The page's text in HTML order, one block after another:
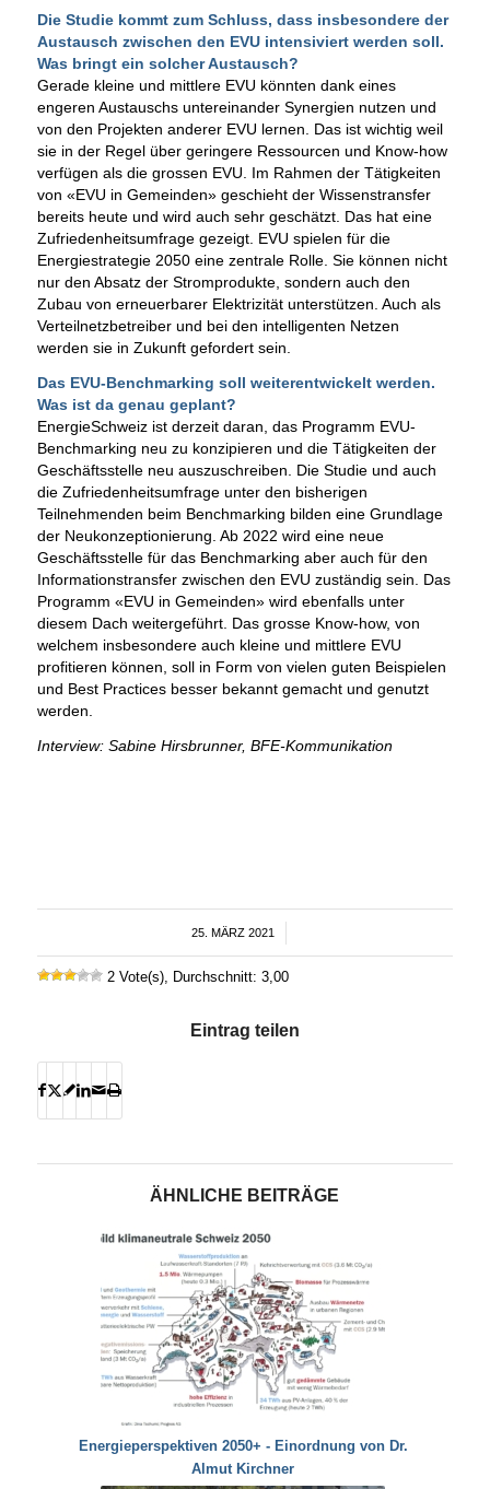
Die Studie kommt zum Schluss, dass insbesondere der
Austausch zwischen den EVU intensiviert werden soll.
Was bringt ein solcher Austausch?
Gerade kleine und mittlere EVU könnten dank eines
engeren Austauschs untereinander Synergien nutzen und
von den Projekten anderer EVU lernen. Das ist wichtig weil
sie in der Regel über geringere Ressourcen und Know-how
verfügen als die grossen EVU. Im Rahmen der Tätigkeiten
von «EVU in Gemeinden» geschieht der Wissenstransfer
bereits heute und wird auch sehr geschätzt. Das hat eine
Zufriedenheitsumfrage gezeigt. EVU spielen für die
Energiestrategie 2050 eine zentrale Rolle. Sie können nicht
nur den Absatz der Stromprodukte, sondern auch den
Zubau von erneuerbarer Elektrizität unterstützen. Auch als
Verteilnetzbetreiber und bei den intelligenten Netzen
werden sie in Zukunft gefordert sein.
Das EVU-Benchmarking soll weiterentwickelt werden.
Was ist da genau geplant?
EnergieSchweiz ist derzeit daran, das Programm EVU-
Benchmarking neu zu konzipieren und die Tätigkeiten der
Geschäftsstelle neu auszuschreiben. Die Studie und auch
die Zufriedenheitsumfrage unter den bisherigen
Teilnehmenden beim Benchmarking bilden eine Grundlage
der Neukonzeptionierung. Ab 2022 wird eine neue
Geschäftsstelle für das Benchmarking aber auch für den
Informationstransfer zwischen den EVU zuständig sein. Das
Programm «EVU in Gemeinden» wird ebenfalls unter
diesem Dach weitergeführt. Das grosse Know-how, von
welchem insbesondere auch kleine und mittlere EVU
profitieren können, soll in Form von vielen guten Beispielen
und Best Practices besser bekannt gemacht und genutzt
werden.
Interview: Sabine Hirsbrunner, BFE-Kommunikation
25. MÄRZ 2021
/
2 Vote(s), Durchschnitt: 3,00
Eintrag teilen
ÄHNLICHE BEITRÄGE
Energieperspektiven 2050+ - Einordnung von Dr.
Almut Kirchner